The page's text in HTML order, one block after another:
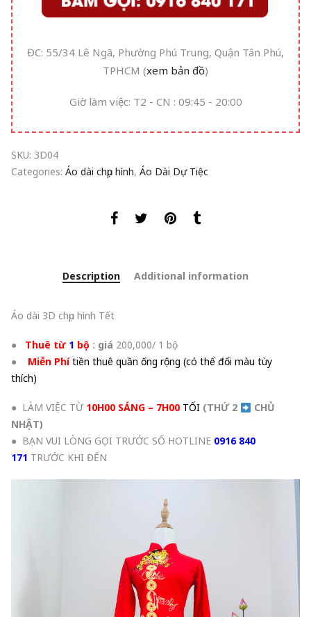
ĐC: 55/34 Lê Ngã, Phường Phú Trung, Quận Tân Phú,
TPHCM (xem bản đồ)
Giờ làm việc: T2 - CN : 09:45 - 20:00
SKU: 3D04
Categories: Áo dài chụp hình, Áo Dài Dự Tiệc
Description Additional information
Áo dài 3D chụp hình Tết
● Thuê từ 1 bộ : giá 200,000/ 1 bộ
●
Miễn Phítiền thuê quần ống rộng (có thể đổi màu tùy
thích)
● LÀM VIỆC TỪ 10H00 SÁNG – 7H00 TỐI (THỨ 2
CHỦ
NHẬT)
● BẠN VUI LÒNG GỌI TRƯỚC SỐ HOTLINE 0916 840
171 TRƯỚC KHI ĐẾN